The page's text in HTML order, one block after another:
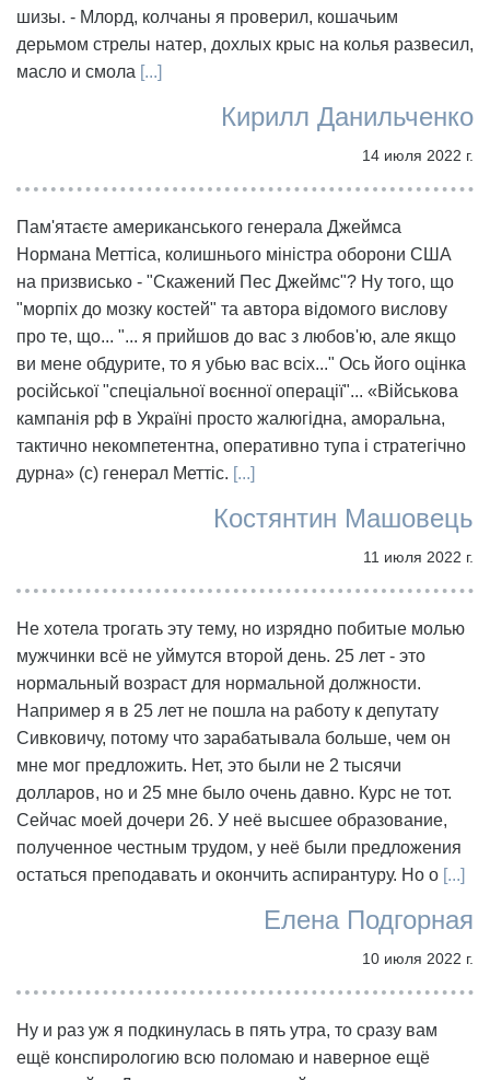
шизы. - Млорд, колчаны я проверил, кошачьим
дерьмом стрелы натер, дохлых крыс на колья развесил,
масло и смола [...]
Кирилл Данильченко
14 июля 2022 г.
Пам'ятаєте американського генерала Джеймса
Нормана Меттіса, колишнього міністра оборони США
на призвисько - "Скажений Пес Джеймс"? Ну того, що
"морпіх до мозку костей" та автора відомого вислову
про те, що... "... я прийшов до вас з любов'ю, але якщо
ви мене обдурите, то я убью вас всіх..." Ось його оцінка
російської "спеціальної воєнної операції"... «Військова
кампанія рф в Україні просто жалюгідна, аморальна,
тактично некомпетентна, оперативно тупа і стратегічно
дурна» (с) генерал Меттіс. [...]
Костянтин Машовець
11 июля 2022 г.
Не хотела трогать эту тему, но изрядно побитые молью
мужчинки всё не уймутся второй день. 25 лет - это
нормальный возраст для нормальной должности.
Например я в 25 лет не пошла на работу к депутату
Сивковичу, потому что зарабатывала больше, чем он
мне мог предложить. Нет, это были не 2 тысячи
долларов, но и 25 мне было очень давно. Курс не тот.
Сейчас моей дочери 26. У неё высшее образование,
полученное честным трудом, у неё были предложения
остаться преподавать и окончить аспирантуру. Но о [...]
Елена Подгорная
10 июля 2022 г.
Ну и раз уж я подкинулась в пять утра, то сразу вам
ещё конспирологию всю поломаю и наверное ещё